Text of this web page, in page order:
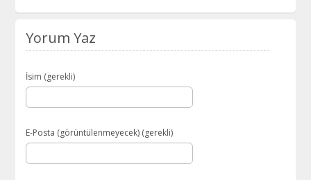
Yorum Yaz
İsim (gerekli)
E-Posta (görüntülenmeyecek) (gerekli)